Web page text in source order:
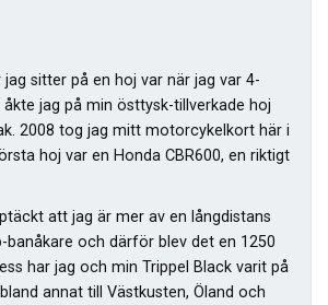
sitter på en hoj var när jag var 4-
jag på min östtysk-tillverkade hoj
2008 tog jag mitt motorcykelkort här i
hoj var en Honda CBR600, en riktigt
att jag är mer av en långdistans
banåkare och därför blev det en 1250
har jag och min Trippel Black varit på
annat till Västkusten, Öland och